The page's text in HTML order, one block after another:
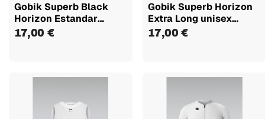
Gobik Superb Black
Horizon Estandar
calcetines
17,00 €
Gobik Superb Horizon
Extra Long unisex
calcetines
17,00 €